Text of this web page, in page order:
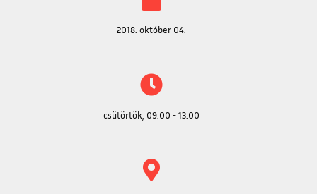
2018. október 04.
csütörtök, 09:00 - 13.00